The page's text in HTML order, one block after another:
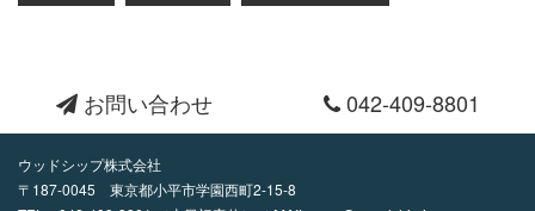
お問い合わせ 042-409-8801
ウッドシップ株式会社
〒187-0045 東京都小平市学園西町2-15-8